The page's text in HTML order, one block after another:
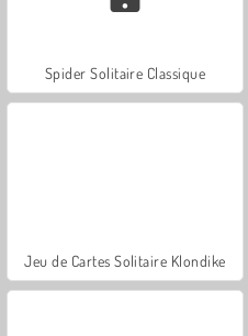
Spider Solitaire Classique
Jeu de Cartes Solitaire Klondike